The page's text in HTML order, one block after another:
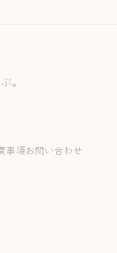
。
事項お問い合わせ